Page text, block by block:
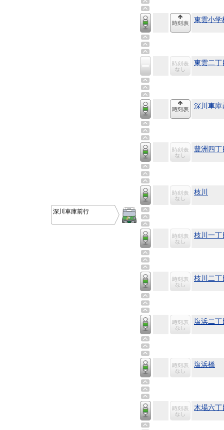
東雲小学
東雲二丁
深川車庫
豊洲四丁
枝川
深川車庫前行
枝川一丁
枝川二丁
塩浜二丁
塩浜橋
木場六